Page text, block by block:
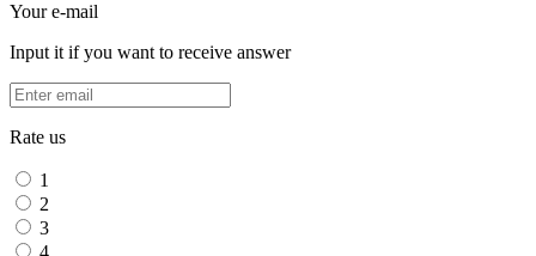
Your e-mail
Input it if you want to receive answer
Rate us
1
2
3
4